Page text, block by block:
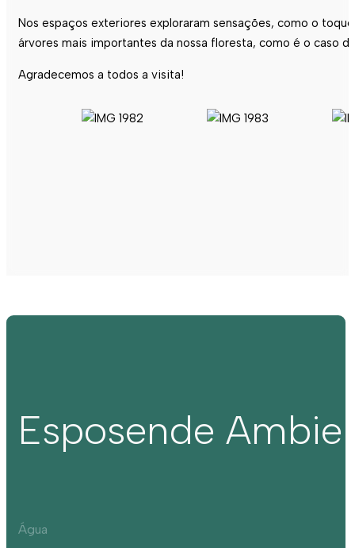
Nos espaços exteriores exploraram sensações, como o
árvores mais importantes da nossa floresta, como é o caso
Agradecemos a todos a visita!
Esposende
Água